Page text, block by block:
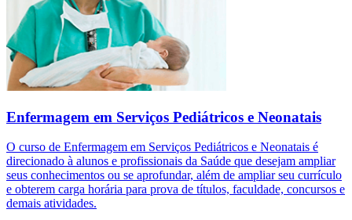
Enfermagem em Serviços Pediátricos e Neonatais
O curso de Enfermagem em Serviços Pediátricos e Neonatais é
direcionado à alunos e profissionais da Saúde que desejam ampliar
seus conhecimentos ou se aprofundar, além de ampliar seu currículo
e obterem carga horária para prova de títulos, faculdade, concursos e
demais atividades.